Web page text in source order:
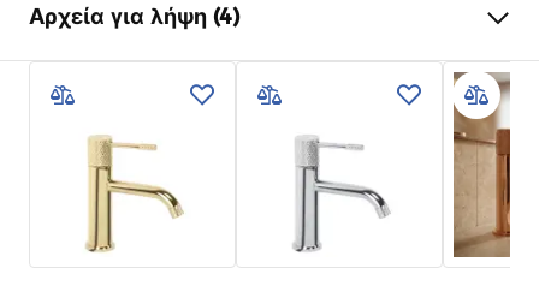
Τρόπος εγκατάστασης
Χρώμα
Χρώμιο
Τύπος στομίου
Σταθερή
Ορείχαλκος
Εύρος εκροής
mm
Τεχνολογία επικάλυψης
Chrome plating
Αρχεία για λήψη (4)
Οδηγίες συναρμολόγησης
manual
manual podt.pdf